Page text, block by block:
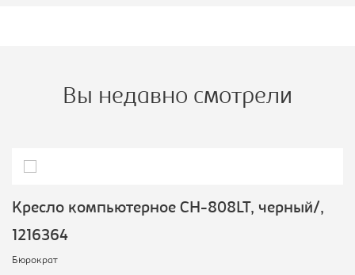
Вы недавно смотрели
Кресло компьютерное CH-808LT, черный/,
1216364
Бюрократ